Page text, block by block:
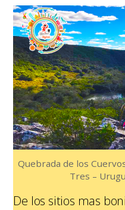
Quebrada de los
Tres –
De los sitios mas